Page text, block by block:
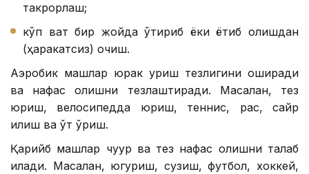
такрорлаш;
кўп вақт бир жойда ўтириб ёки ётиб қолишдан
(ҳаракатсиз) қочиш.
Аэробик машқлар юрак уриш тезлигини оширади
ва нафас олишни тезлаштиради. Масалан, тез
юриш, велосипедда юриш, теннис, рақс, сайр
қилиш ва ўт ўриш.
Қарийб машқлар чуқур ва тез нафас олишни талаб
қилади. Масалан, югуриш, сузиш, футбол, хоккей,